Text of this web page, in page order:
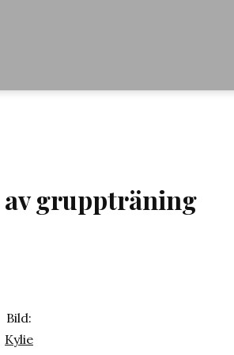
av gruppträning
Bild:
Kylie